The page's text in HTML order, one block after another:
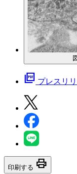
picture_as_pdf プレスリ
印刷する print